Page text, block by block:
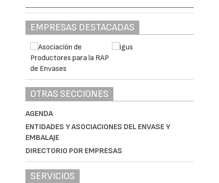
EMPRESAS DESTACADAS
OTRAS SECCIONES
AGENDA
ENTIDADES Y ASOCIACIONES DEL ENVASE Y
EMBALAJE
DIRECTORIO POR EMPRESAS
SERVICIOS